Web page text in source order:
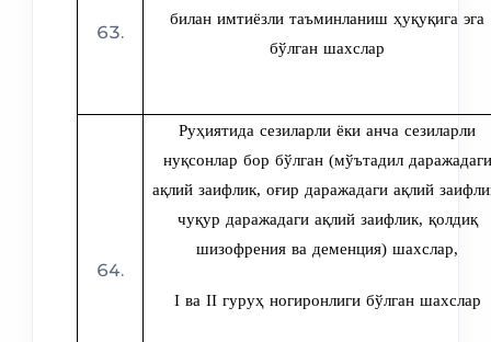
билан имтиёзли таъминланиш ҳуқуқига эга
бўлган шахслар
Руҳиятида сезиларли ёки анча сезиларли
нуқсонлар бор бўлган (мўътадил даражадаги
ақлий заифлик, оғир даражадаги ақлий
чуқур даражадаги ақлий заифлик, қолдиқ
шизофрения ва деменция) шахслар,
I ва II гуруҳ ногиронлиги бўлган шахслар